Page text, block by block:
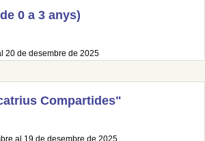
0 a 3 anys)
20 de desembre de 2025
Compartides"
al 19 de desembre de 2025